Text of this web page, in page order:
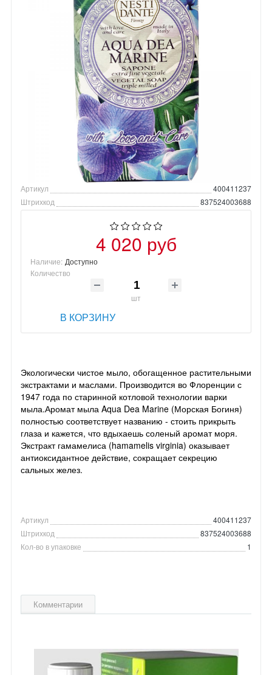
Артикул
400411237
Штрихкод
837524003688
4 020 руб
Наличие: Доступно
Количество
шт
В КОРЗИНУ
Экологически чистое мыло, обогащенное растительными
экстрактами и маслами. Производится во Флоренции с
1947 года по старинной котловой технологии варки
мыла.Аромат мыла Aqua Dea Marine (Морская Богиня)
полностью соответствует названию - стоить прикрыть
глаза и кажется, что вдыхаешь соленый аромат моря.
Экстракт гамамелиса (hamamelis virginia) оказывает
антиоксидантное действие, сокращает секрецию
сальных желез.
Артикул
400411237
Штрихкод
837524003688
Кол-во в упаковке
1
Комментарии